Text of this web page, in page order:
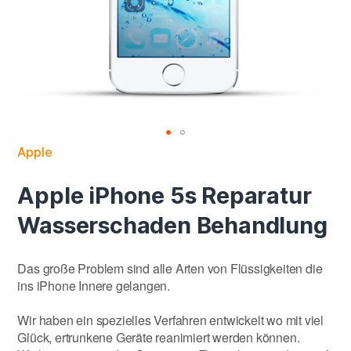
Apple
Apple iPhone 5s Reparatur
Wasserschaden Behandlung
Das große Problem sind alle Arten von Flüssigkeiten die
ins iPhone Innere gelangen.
Wir haben ein spezielles Verfahren entwickelt wo mit viel
Glück, ertrunkene Geräte reanimiert werden können.